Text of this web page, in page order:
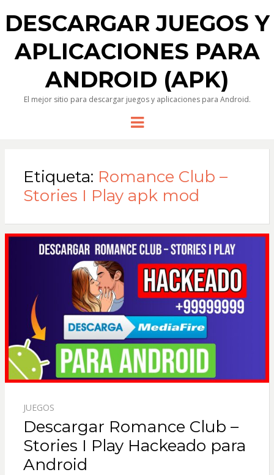
DESCARGAR JUEGOS Y
APLICACIONES PARA
ANDROID (APK)
El mejor sitio para descargar juegos y aplicaciones para Android.
Menu
Etiqueta: Romance Club –
Stories I Play apk mod
JUEGOS
Descargar Romance Club –
Stories I Play Hackeado para
Android